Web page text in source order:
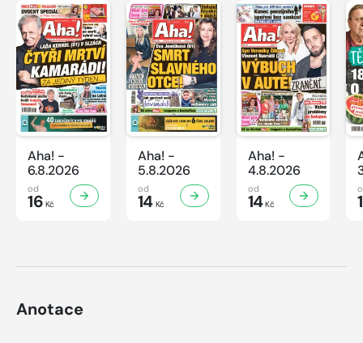
Aha! -
6.8.2026
od
16 Kč
Aha! -
5.8.2026
od
14Kč
Aha! -
4.8.2026
od
14Kč
Anotace